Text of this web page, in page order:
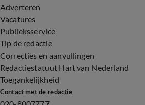
Adverteren
Vacatures
Publieksservice
Tip de redactie
Correcties en aanvullingen
Redactiestatuut Hart van Nederland
Toegankelijkheid
Contact met de redactie